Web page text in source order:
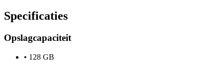
Specificaties
Opslagcapaciteit
• 128 GB